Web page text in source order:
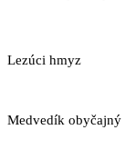
Lezúci hmyz
Medvedík obyčajný